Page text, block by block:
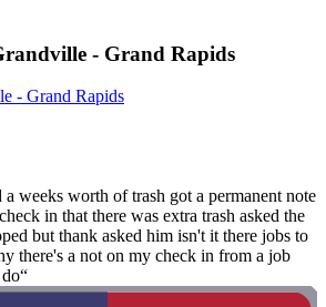
- Grand Rapids
- Grand Rapids
a weeks worth of trash got a permanent note
in that there was extra trash asked the
but thank asked him isn't it there jobs to
there's a not on my check in from a job